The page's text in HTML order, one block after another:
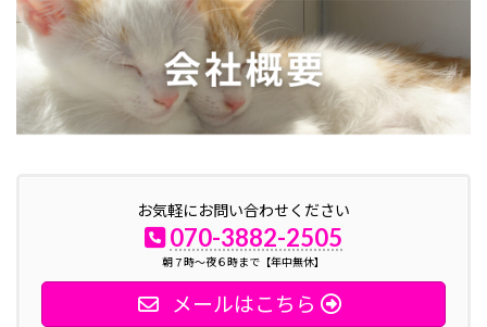
お気軽にお問い合わせください
070-3882-2505
朝７時～夜６時まで【年中無休】
メールはこちら